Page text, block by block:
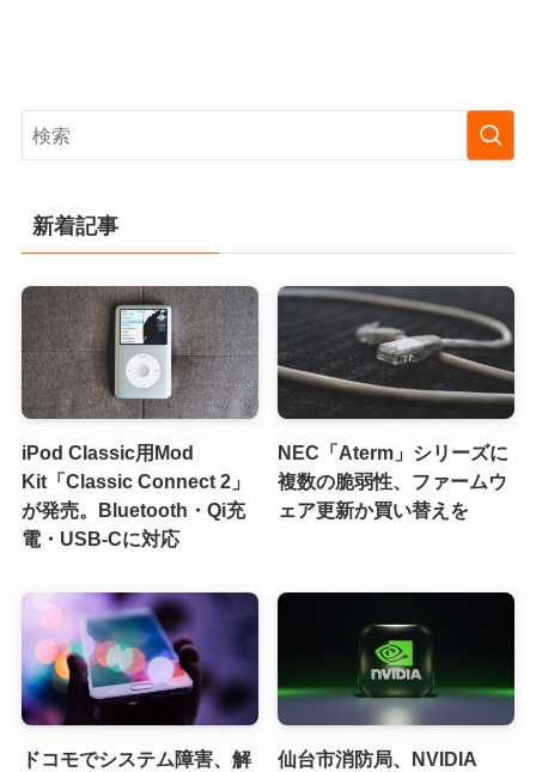
新着記事
iPod Classic用Mod
Kit「Classic Connect 2」
が発売。Bluetooth・Qi充
電・USB-Cに対応
NEC「Aterm」シリーズに
複数の脆弱性、ファームウ
ェア更新か買い替えを
ドコモでシステム障害、解
仙台市消防局、NVIDIA